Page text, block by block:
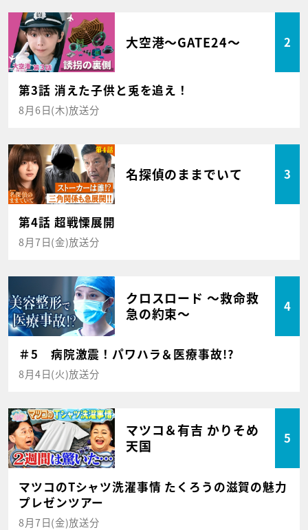
大空港～GATE24～ 2
第3話 消えた子供と兎を追え！
8月6日(木)放送分
名探偵のままでいて 3
第4話 超戦慄展開
8月7日(金)放送分
クロスロード ～救命救
急の約束～
4
＃5 病院激震！パワハラ＆医療事故!?
8月4日(火)放送分
マツコ＆有吉 かりそめ
天国
5
マツコのTシャツ洗濯事情 たくろうの滋賀の魅力
プレゼンツアー
8月7日(金)放送分